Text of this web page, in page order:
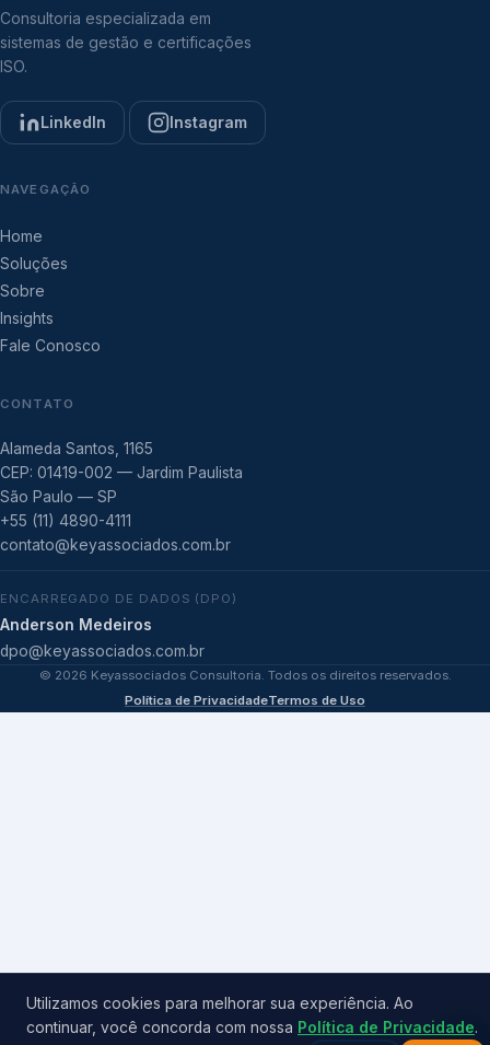
Consultoria especializada em
sistemas de gestão e certificações
ISO.
LinkedIn Instagram
NAVEGAÇÃO
Home
Soluções
Sobre
Insights
Fale Conosco
CONTATO
Alameda Santos, 1165
CEP: 01419-002 — Jardim Paulista
São Paulo — SP
+55 (11) 4890-4111
contato@keyassociados.com.br
ENCARREGADO DE DADOS (DPO)
Anderson Medeiros
dpo@keyassociados.com.br
© 2026 Keyassociados Consultoria. Todos os direitos reservados.
Política de PrivacidadeTermos de Uso
Utilizamos cookies para melhorar sua experiência. Ao
continuar, você concorda com nossa Política de Privacidade.